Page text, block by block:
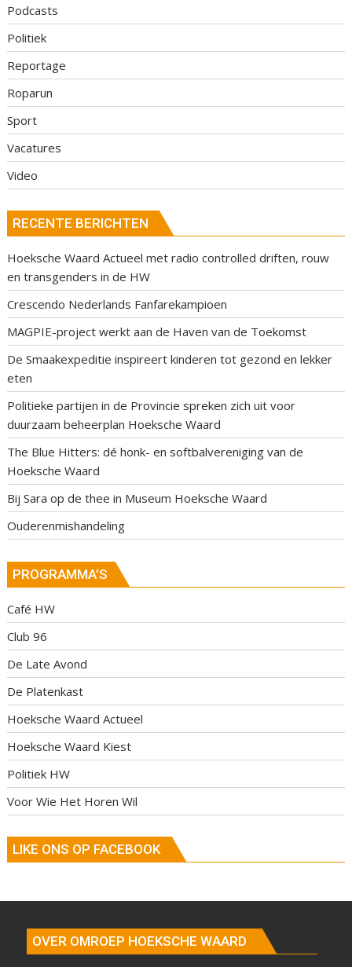
Podcasts
Politiek
Reportage
Roparun
Sport
Vacatures
Video
RECENTE BERICHTEN
Hoeksche Waard Actueel met radio controlled driften, rouw
en transgenders in de HW
Crescendo Nederlands Fanfarekampioen
MAGPIE-project werkt aan de Haven van de Toekomst
De Smaakexpeditie inspireert kinderen tot gezond en lekker
eten
Politieke partijen in de Provincie spreken zich uit voor
duurzaam beheerplan Hoeksche Waard
The Blue Hitters: dé honk- en softbalvereniging van de
Hoeksche Waard
Bij Sara op de thee in Museum Hoeksche Waard
Ouderenmishandeling
PROGRAMMA’S
Café HW
Club 96
De Late Avond
De Platenkast
Hoeksche Waard Actueel
Hoeksche Waard Kiest
Politiek HW
Voor Wie Het Horen Wil
LIKE ONS OP FACEBOOK
OVER OMROEP HOEKSCHE WAARD